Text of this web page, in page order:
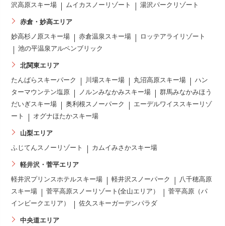
沢高原スキー場
ムイカスノーリゾート 湯沢パークリゾート
赤倉・妙高エリア
妙高杉ノ原スキー場 赤倉温泉スキー場
ロッテアライリゾート
池の平温泉アルペンブリック
北関東エリア
たんばらスキーパーク 川場スキー場 丸沼高原スキー場
ハン
ターマウンテン塩原
ノルンみなかみスキー場
群馬みなかみほう
だいぎスキー場
奥利根スノーパーク
エーデルワイススキーリゾ
ート
オグナほたかスキー場
山梨エリア
ふじてんスノーリゾート カムイみさかスキー場
軽井沢・菅平エリア
軽井沢プリンスホテルスキー場 軽井沢スノーパーク
八千穂高原
スキー場
菅平高原スノーリゾート(全山エリア）
菅平高原（パ
インビークエリア）
佐久スキーガーデンパラダ
中央道エリア